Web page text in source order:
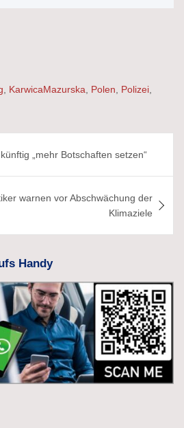
KarwicaMazurska Polen Polizei
„mehr Botschaften setzen“
warnen vor Abschwächung der
Klimaziele
Handy